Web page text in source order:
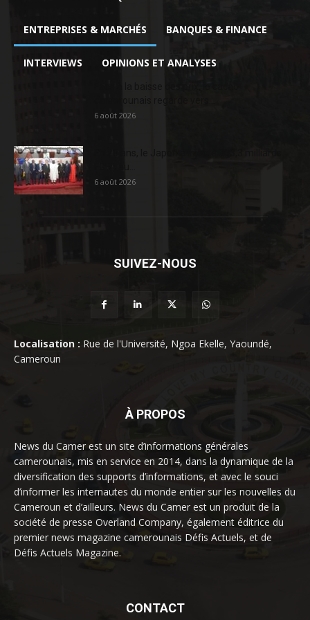
ENTREPRISES & MARCHÉS BANQUES & FINANCE
INTERVIEWS OPINIONS ET ANALYSES
6 août 2026
6 août 2026
SUIVEZ-NOUS
Localisation : Rue de l'Université, Ngoa Ekelle, Yaoundé,
Cameroun
À PROPOS
News du Camer est un site d’informations générales
camerounais, mis en service en 2014, dans la dynamique de la
diversification des supports d’informations, et avec le souci
d’informer les internautes du monde entier sur les nouvelles du
Cameroun et d’ailleurs. News du Camer est un produit de la
société de presse Overland Company, également éditrice du
premier news magazine camerounais Défis Actuels, et de
Défis Actuels Magazine.
CONTACT